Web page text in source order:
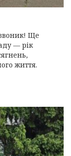
Ще
— рік
життя.